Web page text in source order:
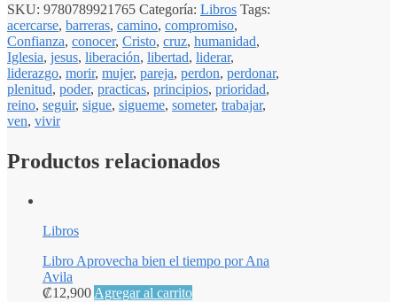
SKU: 9780789921765 Categoría: Libros Tags:
acercarse, barreras, camino, compromiso,
Confianza, conocer, Cristo, cruz, humanidad,
Iglesia, jesus, liberación, libertad, liderar,
liderazgo, morir, mujer, pareja, perdon, perdonar,
plenitud, poder, practicas, principios, prioridad,
reino, seguir, sigue, sigueme, someter, trabajar,
ven, vivir
Productos relacionados
Libros
Libro Aprovecha bien el tiempo por Ana
Avila
₡12,900Agregar al carrito